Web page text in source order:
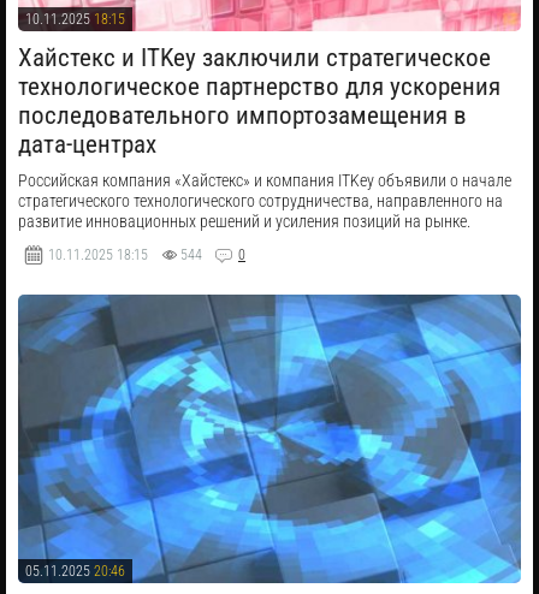
10.11.2025 18:15
​Хайстекс и ITKey заключили стратегическое
технологическое партнерство для ускорения
последовательного импортозамещения в
дата-центрах
Российская компания «Хайстекс» и компания ITKey объявили о начале
стратегического технологического сотрудничества, направленного на
развитие инновационных решений и усиления позиций на рынке.
10.11.2025 18:15 544 0
05.11.2025 20:46